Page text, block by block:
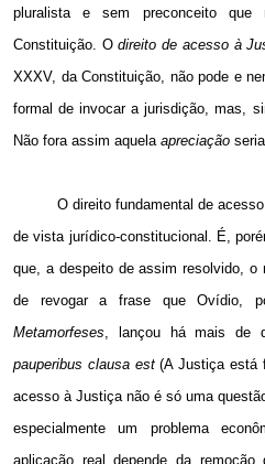
pluralista e sem preconceito que
Constituição. Odireito de acesso à
XXXV, da Constituição, não pode e
formal de invocar a jurisdição, mas,
Não fora assim aquela apreciação
O direito fundamental de
de vista jurídico-constitucional. É,
que, a despeito de assim resolvido, o
de revogar a frase que Ovídio,
Metamorfeses, lançou há mais de
pauperibus clausa est(A Justiça está
acesso à Justiça não é só uma
especialmente um problema
aplicação real depende da